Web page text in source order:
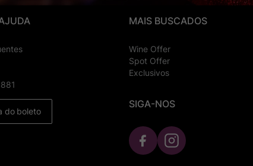
do boleto
MAIS BUSCADOS
Wine Offer
Spot Offer
Exclusivos
SIGA-NOS